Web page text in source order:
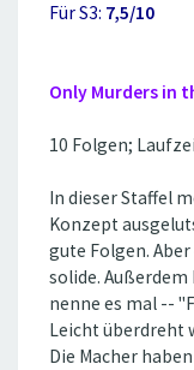
Für S3: 7,5/10
Only Murders in
10 Folgen;
In dieser Staffel
Konzept
gute Folgen.
solide.
nenne es mal --
Leicht überdreht
Die Macher